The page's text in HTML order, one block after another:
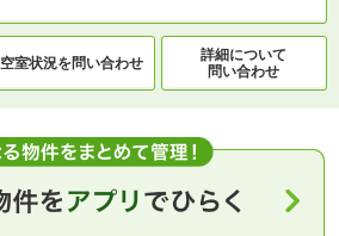
空室状況を問い合わせ
詳細について
問い合わせ